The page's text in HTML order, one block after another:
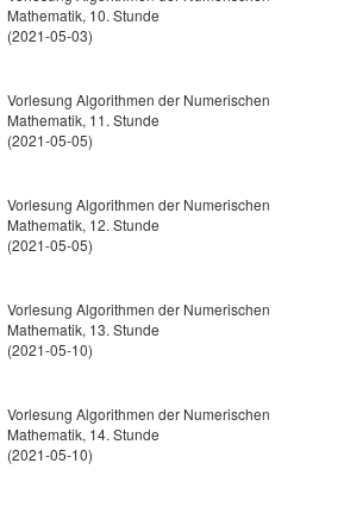
Mathematik, 10. Stunde
(2021-05-03)
Vorlesung Algorithmen der Numerischen
Mathematik, 11. Stunde
(2021-05-05)
Vorlesung Algorithmen der Numerischen
Mathematik, 12. Stunde
(2021-05-05)
Vorlesung Algorithmen der Numerischen
Mathematik, 13. Stunde
(2021-05-10)
Vorlesung Algorithmen der Numerischen
Mathematik, 14. Stunde
(2021-05-10)